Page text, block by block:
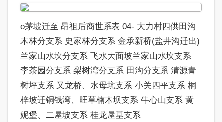
o茅坡迁至 昂祖后商世系表 04- 大力村四供田沟
木林分支系 史家林分支系 金承新桥(盐井沟迁出)
兰家山水坎分支系 飞水大面坡兰家山水坎支系
李茶园分支系 梨树湾分支系 田沟分支系 清源青
树坪支系 又龙桥、水母坑支系 小关四平支系 桐
梓坡迁铜钱湾、旺草楠木坝支系 牛心山支系 黄
妮堡、二屋坡支系 桂龙屋基支系